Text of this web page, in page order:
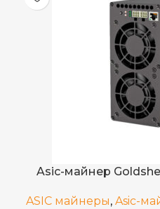
ЭЛЕКТРОПОТРЕБЛЕНИЕ
ЭНЕРГОЭФФЕКТИВНОСТЬ
СТРАНА ПРОИЗВОДСТВА
Asic-майнер
ASIC майнеры, Asic-